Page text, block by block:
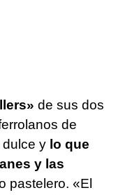
de sus dos
de
y lo que
y las
pastelero. «El